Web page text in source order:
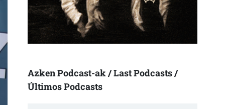
Azken Podcast-ak / Last Podcasts /
Últimos Podcasts